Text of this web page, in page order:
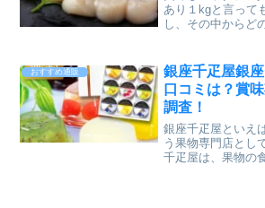
トのお菓子を手掛
子のプルミエール
にこだわった、甘
感が特徴。プチギ
ビジューサブレは
ンキングトップ10
ですよ^^ここでは
の「ビジューサブ
すめポイントなど
くお伝えします。
あり１kgと言って
し、その中からど
のではないでしょ
大手通販サイト楽
プ２店を比較して
す。この記事では
タテの凍結方法・
（北海道・沖縄）
ン・あす楽対応・
価・メイン購入層
おすすめ通販
銀座千疋屋銀
口コミは？賞
調査！
銀座千疋屋といえ
う果物専門店とし
千疋屋は、果物の